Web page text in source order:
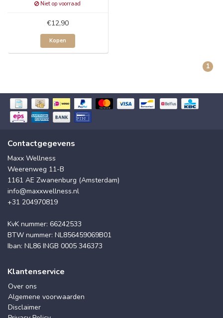
Niet op voorraad
€12,90
Kopen
1
Contactgegevens
Maxx Wellness
Weerenweg 11-B
1161 AE Zwanenburg (Amsterdam)
info@maxxwellness.nl
+31 204970819
KvK nummer: 66242533
BTW nummer: NL856459069B01
Iban: NL86 INGB 0005 346373
Klantenservice
Over ons
Algemene voorwaarden
Disclaimer